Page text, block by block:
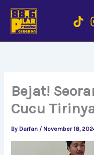
content
Bejat!
Cucu
By Darfan / November 18,